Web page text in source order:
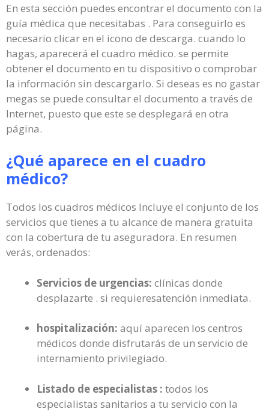
En esta sección puedes encontrar el documento con la
guía médica que necesitabas . Para conseguirlo es
necesario clicar en el icono de descarga. cuando lo
hagas, aparecerá el cuadro médico. se permite
obtener el documento en tu dispositivo o comprobar
la información sin descargarlo. Si deseas es no gastar
megas se puede consultar el documento a través de
Internet, puesto que este se desplegará en otra
página.
¿Qué aparece en el cuadro
médico?
Todos los cuadros médicos Incluye el conjunto de los
servicios que tienes a tu alcance de manera gratuita
con la cobertura de tu aseguradora. En resumen
verás, ordenados:
Servicios de urgencias: clínicas donde
desplazarte . si requieresatención inmediata.
hospitalización: aquí aparecen los centros
médicos donde disfrutarás de un servicio de
internamiento privilegiado.
Listado de especialistas : todos los
especialistas sanitarios a tu servicio con la